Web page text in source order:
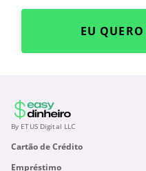
EU
By ETUS Digital LLC
Cartão de Crédito
Empréstimo